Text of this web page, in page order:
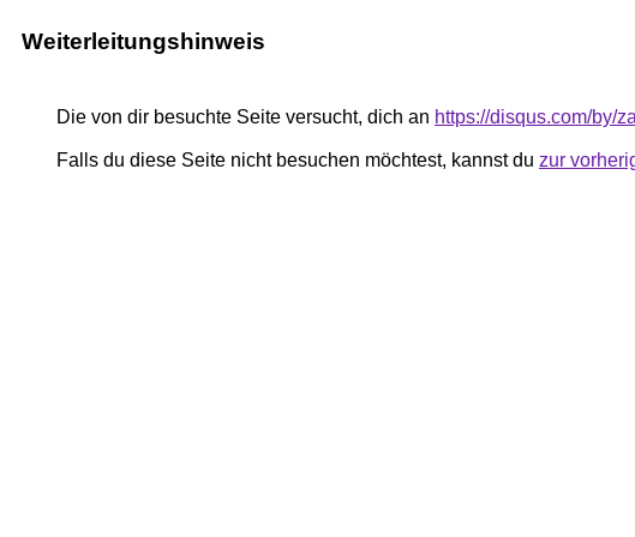
Weiterleitungshinweis
Die von dir besuchte Seite versucht, dich an https://disqus.com/by/
Falls du diese Seite nicht besuchen möchtest, kannst du zur